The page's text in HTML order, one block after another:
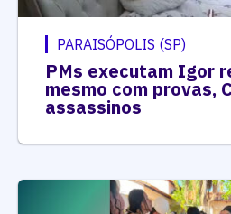
PARAISÓPOLIS (SP)
PMs executam Igor
mesmo com provas,
assassinos